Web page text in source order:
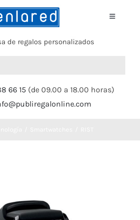
Toggle
de regalos personalizados
66 15 (de 09.00 a 18.00 horas)